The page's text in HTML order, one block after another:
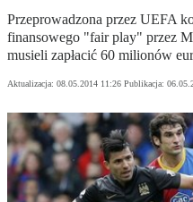
Przeprowadzona przez UEFA
finansowego "fair play" przez
musieli zapłacić 60 milionów
Aktualizacja: 08.05.2014 11:26 Publikacja: